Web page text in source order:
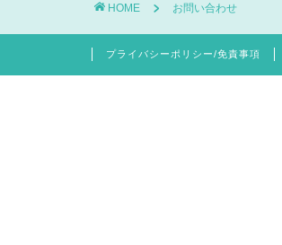
HOME お問い合わせ
プライバシーポリシー/免責事項